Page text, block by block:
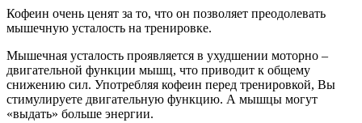
Кофеин очень ценят за то, что он позволяет преодолевать
мышечную усталость на тренировке.
Мышечная усталость проявляется в ухудшении моторно –
двигательной функции мышц, что приводит к общему
снижению сил. Употребляя кофеин перед тренировкой, Вы
стимулируете двигательную функцию. А мышцы могут
«выдать» больше энергии.